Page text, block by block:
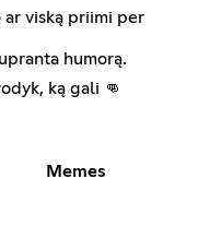
viską priimi per
humorą.
ką gali 👊
Memes